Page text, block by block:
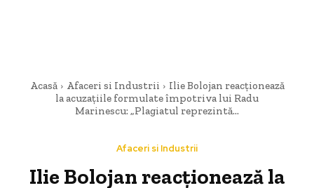
Acasă Afaceri si Industrii
Ilie Bolojan reacționează
la acuzațiile formulate împotriva lui Radu
Marinescu: „Plagiatul reprezintă...
Afaceri si Industrii
Ilie Bolojan reacționează la